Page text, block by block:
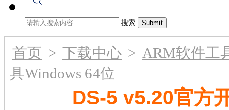
搜索
首页 > 下载中心 > ARM软件工
具Windows 64位
DS-5 v5.20官方